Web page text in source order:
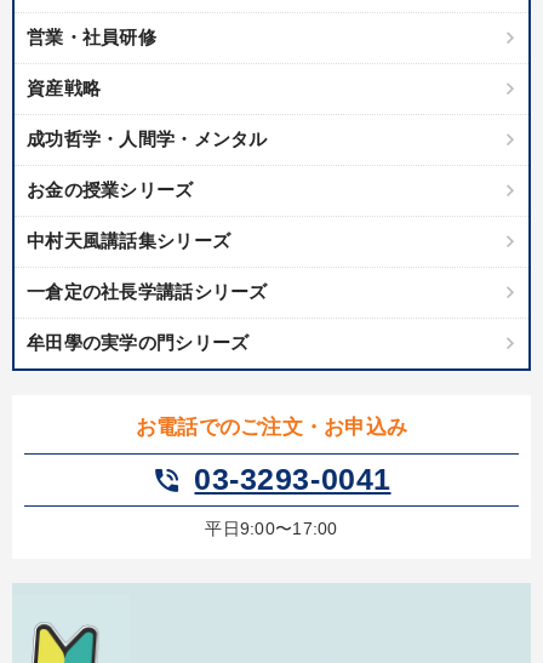
営業・社員研修
資産戦略
成功哲学・人間学・メンタル
お金の授業シリーズ
中村天風講話集シリーズ
一倉定の社長学講話シリーズ
牟田學の実学の門シリーズ
お電話でのご注文・お申込み
phone_in_talk 03-3293-0041
平日9:00〜17:00